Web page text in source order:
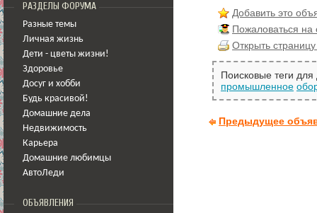
РАЗДЕЛЫ ФОРУМА
Разные темы
Личная жизнь
Дети - цветы жизни!
Здоровье
Досуг и хобби
Будь красивой!
Домашние дела
Недвижимость
Карьера
Домашние любимцы
АвтоЛеди
ОБЪЯВЛЕНИЯ
Добавить это
Пожаловаться
Открыть
Поисковые теги
промышленное
Предыдущее